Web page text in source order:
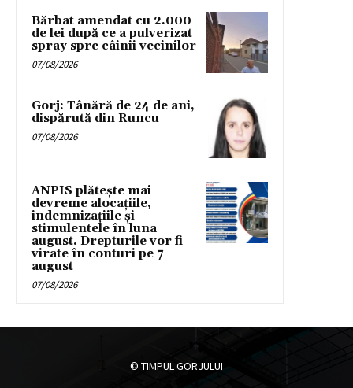
Bărbat amendat cu 2.000
de lei după ce a pulverizat
spray spre câinii vecinilor
07/08/2026
Gorj: Tânără de 24 de ani,
dispărută din Runcu
07/08/2026
ANPIS plătește mai
devreme alocațiile,
indemnizațiile și
stimulentele în luna
august. Drepturile vor fi
virate în conturi pe 7
august
07/08/2026
© TIMPUL GORJULUI